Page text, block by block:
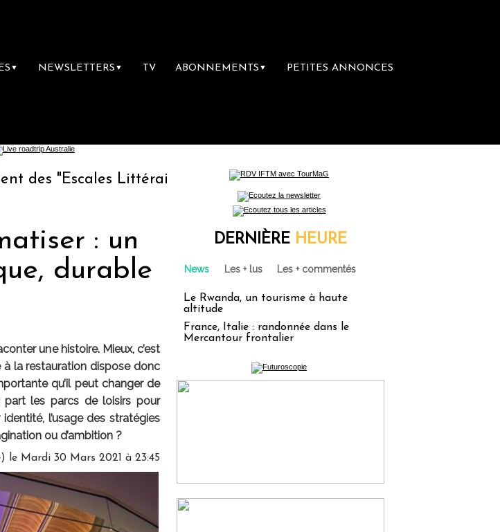
▼ NEWSLETTERS ▼ TV ABONNEMENTS ▼ PETITES ANNONCES
Littéraires", la première librairie du voyage
: un
durable
une histoire. Mieux, c’est
à la restauration dispose donc
qu’il peut changer de
part les parcs de loisirs pour
l’usage des stratégies
ou d’ambition ?
le Mardi 30 Mars 2021 à 23:45
DERNIÈRE HEURE
News Les + lus Les + commentés
Le Rwanda, un tourisme à haute
altitude
France, Italie : randonnée dans le
Mercantour frontalier